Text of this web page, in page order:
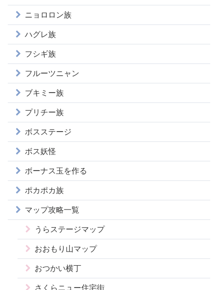
ニョロロン族
ハグレ族
フシギ族
フルーツニャン
ブキミー族
プリチー族
ボスステージ
ボス妖怪
ボーナス玉を作る
ポカポカ族
マップ攻略一覧
うらステージマップ
おおもり山マップ
おつかい横丁
さくらニュー住宅街